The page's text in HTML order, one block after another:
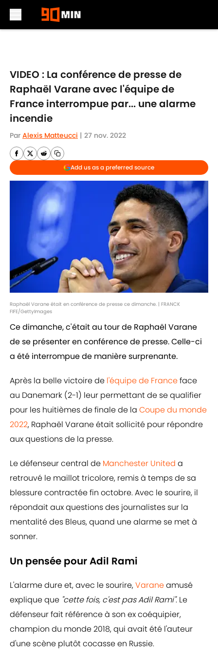
VIDEO : La conférence de presse de
Raphaël Varane avec l'équipe de
France interrompue par... une alarme
incendie
Par Alexis Matteucci | 27 nov. 2022
Add us as a preferred source
Raphaël Varane était en conférence de presse ce dimanche. | FRANCK
FIFE/GettyImages
Ce dimanche, c'était au tour de Raphaël Varane
de se présenter en conférence de presse. Celle-ci
a été interrompue de manière surprenante.
Après la belle victoire de l'équipe de Franceface
au Danemark (2-1) leur permettant de se qualifier
pour les huitièmes de finale de la Coupe du monde
2022, Raphaël Varane était sollicité pour répondre
aux questions de la presse.
Le défenseur central de Manchester United a
retrouvé le maillot tricolore, remis à temps de sa
blessure contractée fin octobre. Avec le sourire, il
répondait aux questions des journalistes sur la
mentalité des Bleus, quand une alarme se met à
sonner.
Un pensée pour Adil Rami
L'alarme dure et, avec le sourire,Varaneamusé
explique que "cette fois, c'est pas Adil Rami". Le
défenseur fait référence à son ex coéquipier,
champion du monde 2018, qui avait été l'auteur
d'une scène plutôt cocasse en Russie.